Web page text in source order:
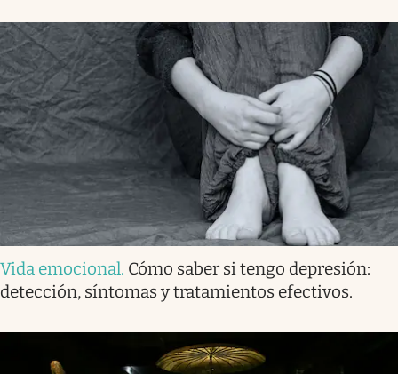
Vida emocional. Cómo saber si tengo depresión:
detección, síntomas y tratamientos efectivos.